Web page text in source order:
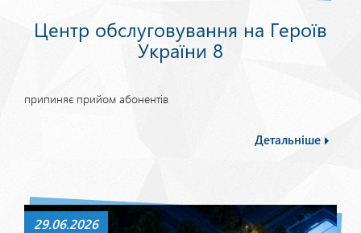
Центр обслуговування на Героїв
України 8
припиняє прийом абонентів
Детальніше
29.06.2026